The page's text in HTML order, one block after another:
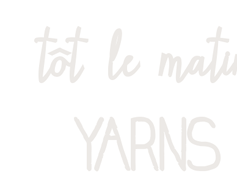
tôt le
YARNS